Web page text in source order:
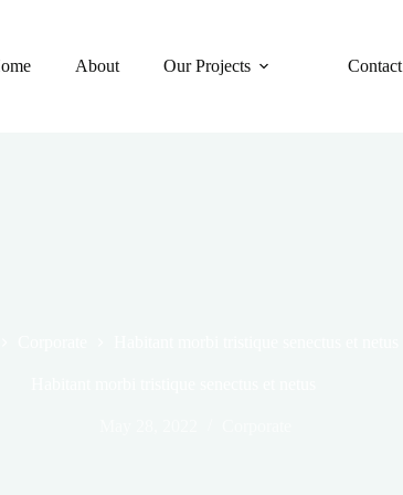
About Our Projects Contact